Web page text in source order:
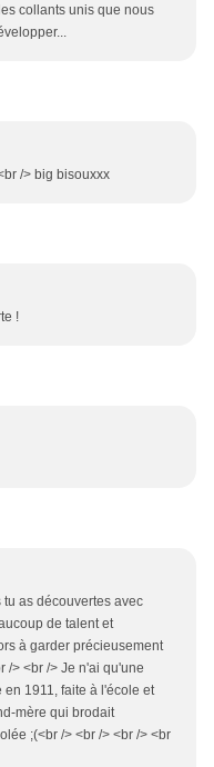
collants unis que nous
/> big bisouxxx
!
as découvertes avec
de talent et
à garder précieusement
/> <br /> Je n'ai qu'une
1911, faite à l'école et
mère qui brodait
;(<br /> <br /> <br /> <br